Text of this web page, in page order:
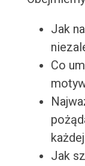
Jak
Co
Jak